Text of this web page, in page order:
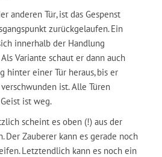
anderen Tür, ist das Gespenst
zurückgelaufen. Ein
innerhalb der Handlung
Variante schaut er dann auch
hinter einer Tür heraus, bis er
ist. Alle Türen
ist weg.
scheint es oben (!) aus der
Der Zauberer kann es gerade noch
Letztendlich kann es noch ein